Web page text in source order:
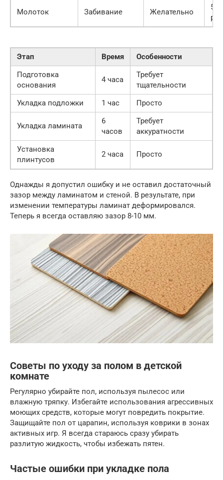
Молоток Забивание Желательно
500
Этап Время
Особенности
Подготовка
основания
4 часа
Требует
тщательности
Укладка подложки
1 час Просто
Укладка ламината
6
часов
Требует
аккуратности
Установка
плинтусов
2 часа Просто
Однажды я допустил ошибку и не оставил достаточный
зазор между ламинатом и стеной. В результате, при
изменении температуры ламинат деформировался.
Теперь я всегда оставляю зазор 8-10 мм.
Советы по уходу за полом в детской
комнате
Регулярно убирайте пол, используя пылесос или
влажную тряпку. Избегайте использования агрессивных
моющих средств, которые могут повредить покрытие.
Защищайте пол от царапин, используя коврики в зонах
активных игр. Я всегда стараюсь сразу убирать
разлитую жидкость, чтобы избежать пятен.
Частые ошибки при укладке пола